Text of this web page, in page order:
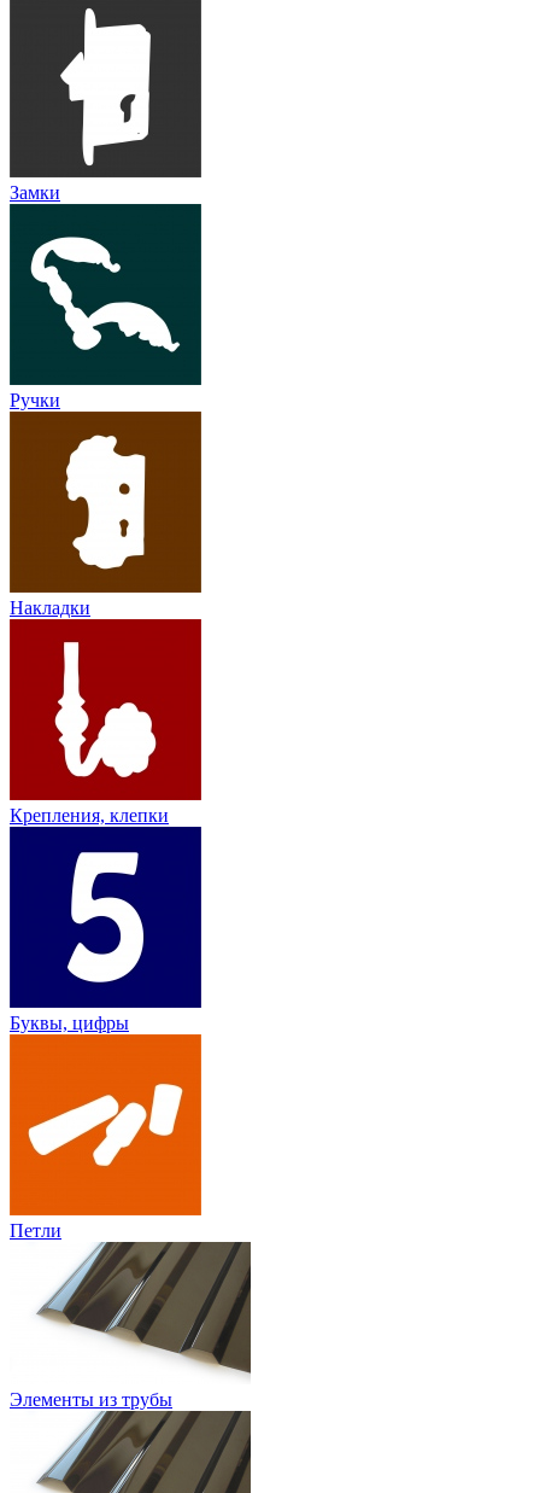
Замки
Ручки
Накладки
Крепления, клепки
Буквы, цифры
Петли
Элементы из трубы